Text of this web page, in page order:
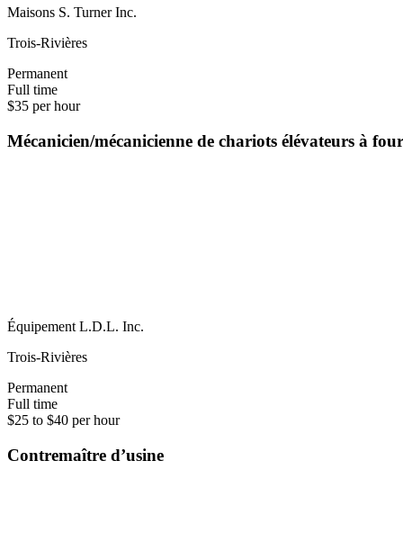
Maisons S. Turner Inc.
Trois-Rivières
Permanent
Full time
$35 per hour
Mécanicien/mécanicienne de chariots élévateurs à
Équipement L.D.L. Inc.
Trois-Rivières
Permanent
Full time
$25 to $40 per hour
Contremaître d’usine